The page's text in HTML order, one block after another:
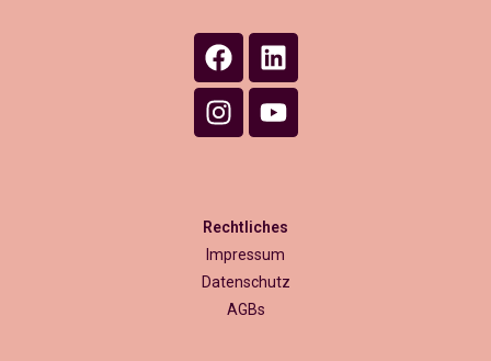
Rechtliches
Impressum
Datenschutz
AGBs